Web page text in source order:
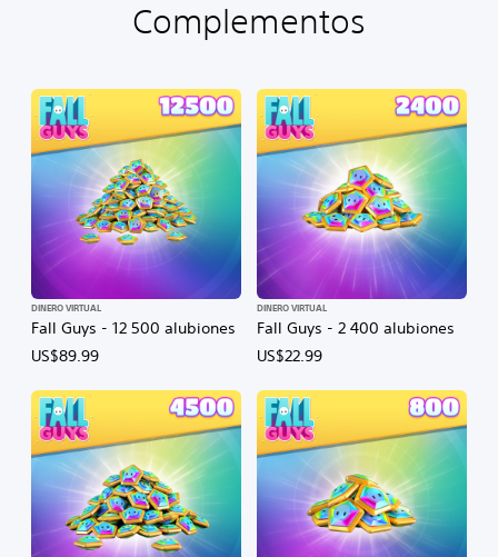
Complementos
Fall Guys - 12 500 alubiones
DINERO VIRTUAL
US$89.99
Fall Guys - 2 400 alubiones
DINERO VIRTUAL
US$22.99